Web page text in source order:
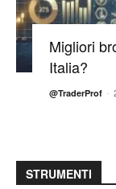
Migliori
Italia?
@TraderProf -
STRUMENTI